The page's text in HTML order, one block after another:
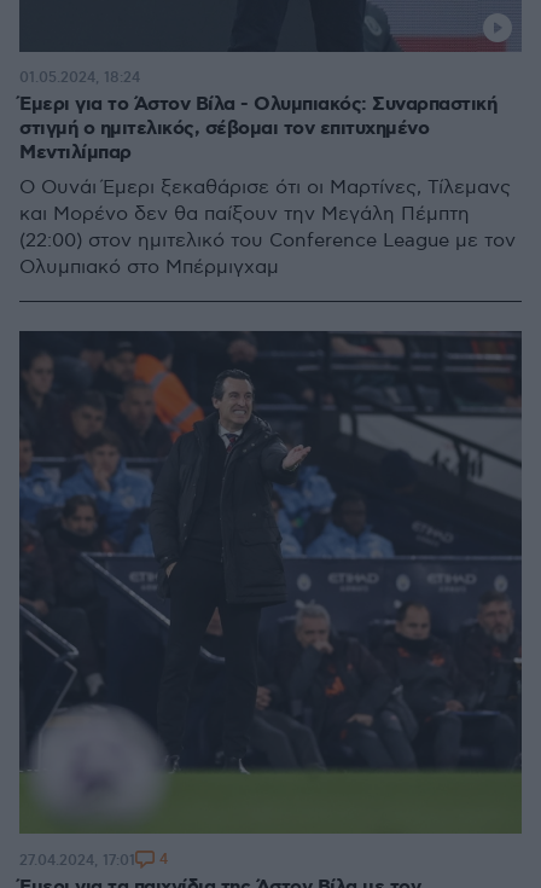
Έμερι για το Άστον Βίλα - Ολυμπιακός: Συναρπαστική
στιγμή ο ημιτελικός, σέβομαι τον επιτυχημένο
Μεντιλίμπαρ
Ο Ουνάι Έμερι ξεκαθάρισε ότι οι Μαρτίνες, Τίλεμανς
και Μορένο δεν θα παίξουν την Μεγάλη Πέμπτη
(22:00) στον ημιτελικό του Conference League με τον
Ολυμπιακό στο Μπέρμιγχαμ
01.05.2024, 18:24
27.04.2024, 17:01 4